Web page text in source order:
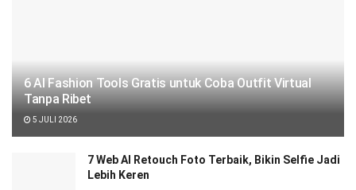
6 AI Fashion Tools Gratis untuk Coba Outfit Virtual
Tanpa Ribet
5 JULI 2026
7 Web AI Retouch Foto Terbaik, Bikin Selfie Jadi
Lebih Keren